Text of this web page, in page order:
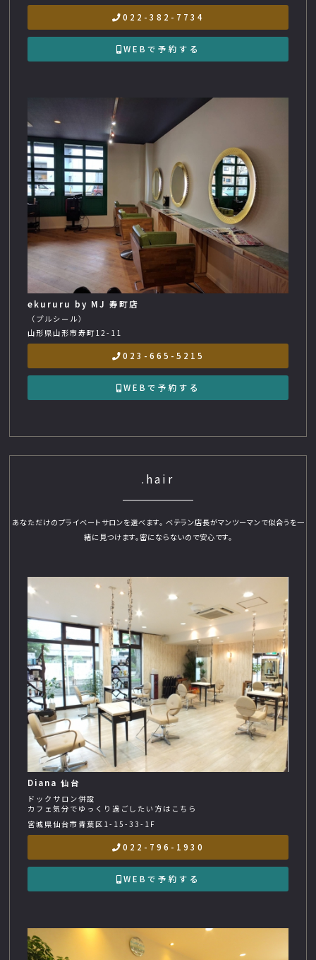
022-382-7734
WEBで予約する
ekururu by MJ 寿町店
（プルシール）
山形県山形市寿町12-11
023-665-5215
WEBで予約する
.hair
あなただけのプライベートサロンを選べます。 ベテラン店長がマンツーマンで似合うを一
緒に見つけます。 密にならないので安心です。
Diana 仙台
ドックサロン併設
カフェ気分でゆっくり過ごしたい方はこちら
宮城県仙台市青葉区1-15-33-1F
022-796-1930
WEBで予約する